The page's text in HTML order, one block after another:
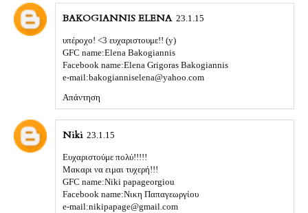
BAKOGIANNIS ELENA 23.1.15
υπέροχο! <3 ευχαριστουμε!! (y)
GFC name:Elena Bakogiannis
Facebook name:Elena Grigoras Bakogiannis
e-mail:bakogianniselena@yahoo.com
Απάντηση
Niki 23.1.15
Eυχαριστούμε πολύ!!!!!
Μακαρι να ειμαι τυχερή!!!
GFC name:Niki papageorgiou
Facebook name:Νικη Παπαγεωργίου
e-mail:nikipapage@gmail.com